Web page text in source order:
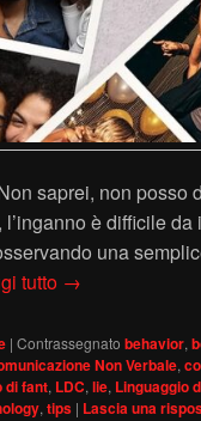
saprei, non posso
è difficile
una
tutto Cosa possiamo
→
| Contrassegnato behavior,
Non Verbale,
di fant, LDC, lie, Linguaggio
, tips | Lascia una